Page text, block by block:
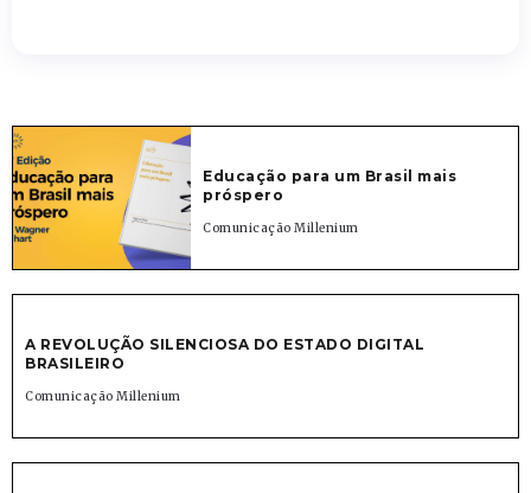
Educação para um Brasil mais
próspero
Comunicação Millenium
A REVOLUÇÃO SILENCIOSA DO ESTADO DIGITAL
BRASILEIRO
Comunicação Millenium